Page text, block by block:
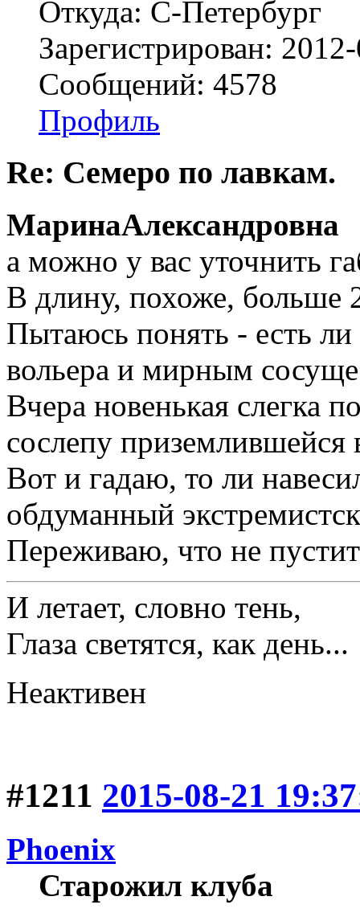
Откуда: С-Петербург
Зарегистрирован:
Сообщений: 4578
Профиль
Re: Семеро по лавкам.
МаринаАлександровна
а можно у вас уточнить
В длину, похоже, больше
Пытаюсь понять - есть
вольера и мирным
Вчера новенькая слегка
сослепу приземлившейся
Вот и гадаю, то ли
обдуманный
Переживаю, что не
И летает, словно тень,
Глаза светятся, как день...
Неактивен
#1211 2015-08-21
Phoenix
Старожил клуба